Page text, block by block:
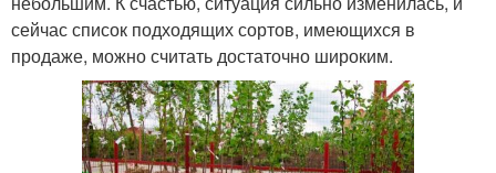
сейчас список подходящих сортов, имеющихся в
продаже, можно считать достаточно широким.